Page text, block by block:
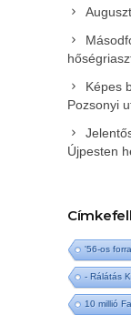
Képes
Pozsonyi
Újpesten
'56-os
- Rálátás
10 millió